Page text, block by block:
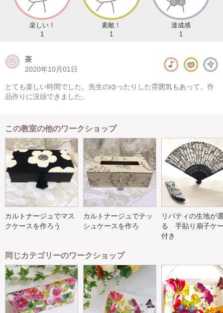
楽しい！
1
素敵！
1
達成感
1
茶
2020年10月01日
とても楽しい時間でした。先生のゆったりした雰囲気もあって、作
品作りに没頭できました。
この教室の他のワークショップ
カルトナージュでマス
クケースを作ろう
カルトナージュでテッ
シュケースを作ろ
リバティの生地が
る 手貼り扇子ケ
付き
同じカテゴリーのワークショップ